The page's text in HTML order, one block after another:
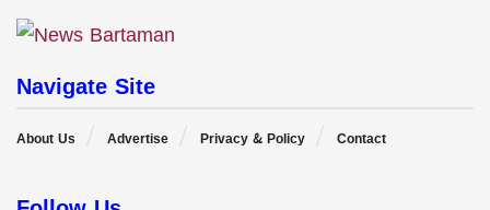
Navigate Site
About Us Advertise Privacy & Policy Contact